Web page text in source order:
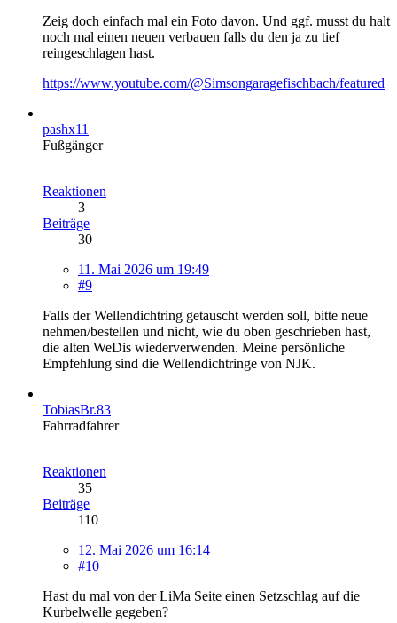
Zeig doch einfach mal ein Foto davon. Und ggf. musst du halt
noch mal einen neuen verbauen falls du den ja zu tief
reingeschlagen hast.
https://www.youtube.com/@Simsongaragefischbach/featured
pashx11
Fußgänger
Reaktionen
3
Beiträge
30
11. Mai 2026 um 19:49
#9
Falls der Wellendichtring getauscht werden soll, bitte neue
nehmen/bestellen und nicht, wie du oben geschrieben hast,
die alten WeDis wiederverwenden. Meine persönliche
Empfehlung sind die Wellendichtringe von NJK.
TobiasBr.83
Fahrradfahrer
Reaktionen
35
Beiträge
110
12. Mai 2026 um 16:14
#10
Hast du mal von der LiMa Seite einen Setzschlag auf die
Kurbelwelle gegeben?